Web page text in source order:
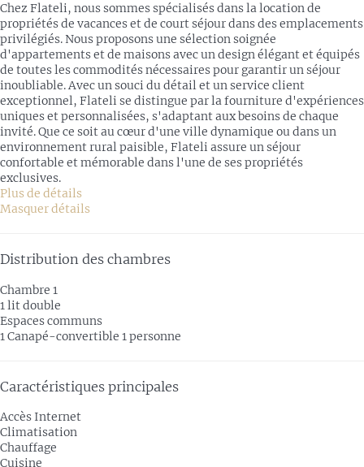
Chez Flateli, nous sommes spécialisés dans la location de
propriétés de vacances et de court séjour dans des emplacements
privilégiés. Nous proposons une sélection soignée
d'appartements et de maisons avec un design élégant et équipés
de toutes les commodités nécessaires pour garantir un séjour
inoubliable. Avec un souci du détail et un service client
exceptionnel, Flateli se distingue par la fourniture d'expériences
uniques et personnalisées, s'adaptant aux besoins de chaque
invité. Que ce soit au cœur d'une ville dynamique ou dans un
environnement rural paisible, Flateli assure un séjour
confortable et mémorable dans l'une de ses propriétés
exclusives.
Plus de détails
Masquer détails
Distribution des chambres
Chambre 1
1 lit double
Espaces communs
1 Canapé-convertible 1 personne
Caractéristiques principales
Accès Internet
Climatisation
Chauffage
Cuisine